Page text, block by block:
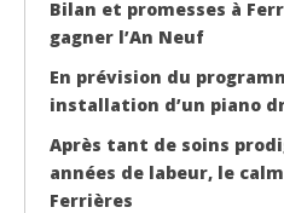
Bilan et promesses à
gagner l’An Neuf
En prévision du
installation d’un piano
Après tant de soins
années de labeur, le
Ferrières